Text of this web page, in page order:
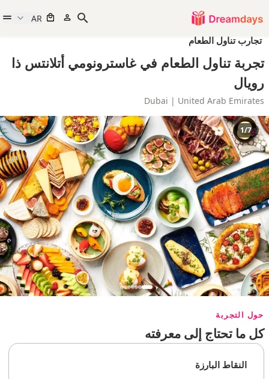
AR
تجارب تناول الطعام
تجربة تناول الطعام في غاسترونومي أتلانتس ذا
رويال
Dubai | United Arab Emirates
1/7
حول التجربة
كل ما تحتاج إلى معرفته
النقاط البارزة